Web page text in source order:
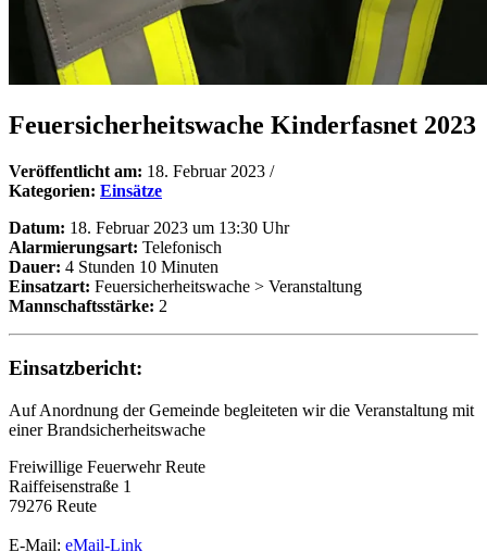
Feuersicherheitswache Kinderfasnet 2023
Veröffentlicht am: 18. Februar 2023 /
Kategorien: Einsätze
Datum: 18. Februar 2023 um 13:30 Uhr
Alarmierungsart: Telefonisch
Dauer: 4 Stunden 10 Minuten
Einsatzart: Feuersicherheitswache > Veranstaltung
Mannschaftsstärke: 2
Einsatzbericht:
Auf Anordnung der Gemeinde begleiteten wir die Veranstaltung mit
einer Brandsicherheitswache
Freiwillige Feuerwehr Reute
Raiffeisenstraße 1
79276 Reute
E-Mail: eMail-Link